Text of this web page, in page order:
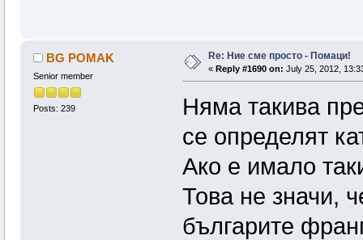
BG POMAK
Senior member
Posts: 239
Re: Ние сме просто - Помаци!
« Reply #1690 on: July 25, 2012,
Няма такива
се определят
Ако е имало
Това не значи,
българите